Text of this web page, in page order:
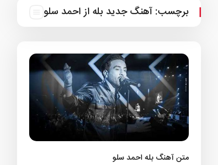
برچسب: آهنگ جدید بله از احمد سلو
متن آهنگ بله احمد سلو